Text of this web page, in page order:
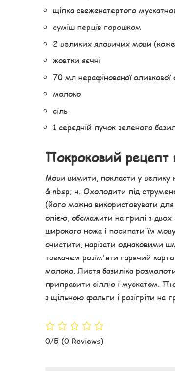
щіпка свеженатертого
суміш перців горошком
2 великих яловичих мови
жовтки яєчні
70 мл нерафінованої оливкової
молоко
сіль
1 середній пучок зеленого
Покроковий рецепт
Мови вимити, покласти у велику
& nbsp; ч. Охолодити під
(його можна використовувати
олією, обсмажити на грилі з
широкого ножа і посипати їм
очистити, нарізати однаковими
товкачем розім'яти гарячий
молоко. Листя базиліка
приправити сіллю і мускатом.
з щільною фольги і розігріти на
0/5 (0 Reviews)